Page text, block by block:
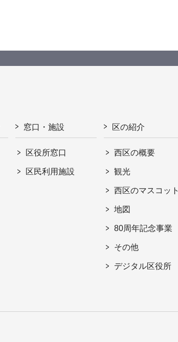
窓口・施設
区役所窓口
区民利用施設
区の紹介
西区の概要
観光
西区のマスコット
地図
80周年記念事業
その他
デジタル区役所